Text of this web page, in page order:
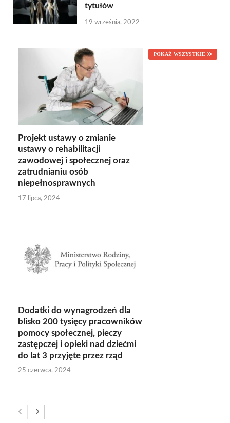
tytułów
19 września, 2022
POKAŻ WSZYSTKIE
Projekt ustawy o zmianie
ustawy o rehabilitacji
zawodowej i społecznej oraz
zatrudnianiu osób
niepełnosprawnych
17 lipca, 2024
Dodatki do wynagrodzeń dla
blisko 200 tysięcy pracowników
pomocy społecznej, pieczy
zastępczej i opieki nad dziećmi
do lat 3 przyjęte przez rząd
25 czerwca, 2024